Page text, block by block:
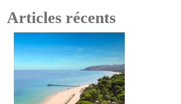
Articles récents